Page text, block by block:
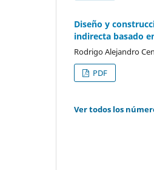
Diseño y
indirecta basado
Rodrigo Alejandro
PDF
Ver todos los